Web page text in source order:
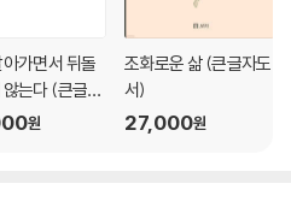
네트
은 인디언
이벌 타임스
메리카 원주민 남자들 모임
가면서 뒤돌
는다 (큰글자
원
조화로운 삶 (큰글자도
서)
27,000원